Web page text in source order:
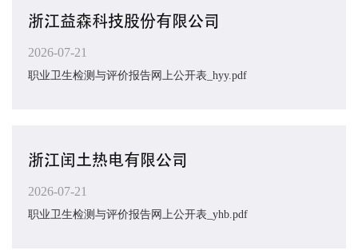
浙江益森科技股份有限公司
2026-07-21
职业卫生检测与评价报告网上公开表_hyy.pdf
浙江闰土热电有限公司
2026-07-21
职业卫生检测与评价报告网上公开表_yhb.pdf